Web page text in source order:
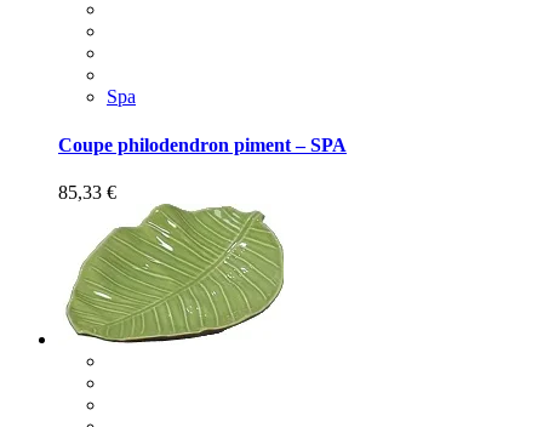
Spa
Coupe philodendron piment – SPA
85,33 €